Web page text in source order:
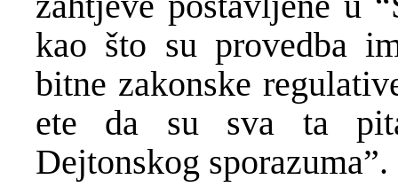
kao što su provedba
bitne zakonske
ete da su sva ta
Dejtonskog sporazuma”.